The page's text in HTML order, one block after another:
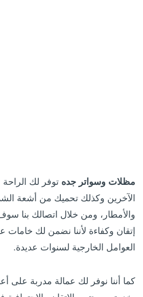
مظلات وسواتر جده توفر لك
الآخرين وكذلك تحميك من أشعة
والأمطار، ومن خلال اتصالك بنا
إتقان وكفاءة لأننا نضمن لك خامات
العوامل الخارجية لسنوات عديدة.
كما أننا نوفر لك عمالة مدربة على